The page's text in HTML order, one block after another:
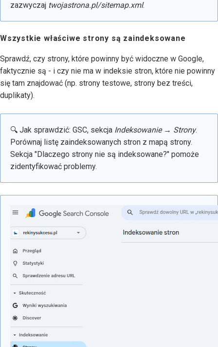
zazwyczaj twojastrona.pl/sitemap.xml.
Wszystkie właściwe strony są zaindeksowane
Sprawdź, czy strony, które powinny być widoczne w Google,
faktycznie są - i czy nie ma w indeksie stron, które nie powinny
się tam znajdować (np. strony testowe, strony bez treści,
duplikaty).
🔍 Jak sprawdzić: GSC, sekcja Indeksowanie → Strony.
Porównaj listę zaindeksowanych stron z mapą strony.
Sekcja "Dlaczego strony nie są indeksowane?" pomoże
zidentyfikować problemy.